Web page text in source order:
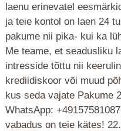
laenu erinevatel
ja teie kontol on laen 24
pakume nii pika- kui ka
Me teame, et seadusliku
intresside tõttu nii
krediidiskoor või muud
kus seda vajate Pakume
WhatsApp:
vabadus on teie kätes!